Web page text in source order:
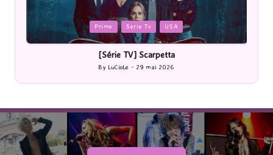
Posted
in
Prime Serie Tv USA
[Série TV] Scarpetta
Posted
by
By LuCioLe 29 mai 2026